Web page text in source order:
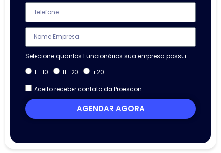
Selecione quantos Funcionários sua empresa possui
1 - 10
11- 20
+20
Aceito receber contato da Proescon
AGENDAR AGORA